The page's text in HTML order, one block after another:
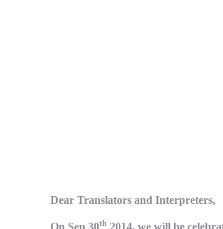
Dear Translators and Interpreters,
On Sep 30th 2014, we will be